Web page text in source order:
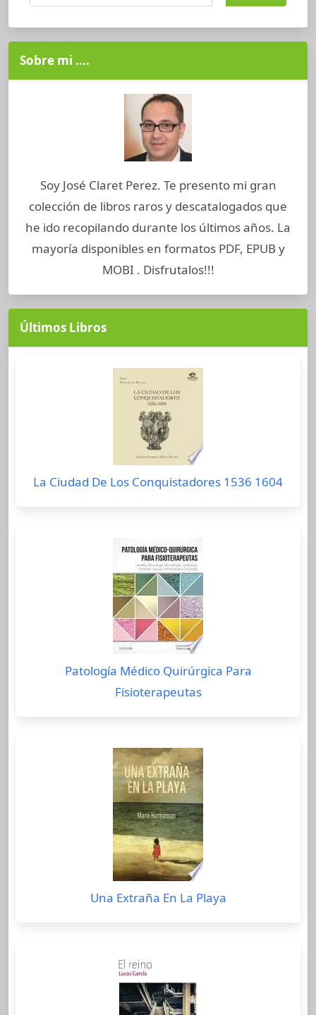
Sobre mi ….
Soy José Claret Perez. Te presento mi gran
colección de libros raros y descatalogados que
he ido recopilando durante los últimos años. La
mayoría disponibles en formatos PDF, EPUB y
MOBI . Disfrutalos!!!
Últimos Libros
La Ciudad De Los Conquistadores 1536 1604
Patología Médico Quirúrgica Para
Fisioterapeutas
Una Extraña En La Playa